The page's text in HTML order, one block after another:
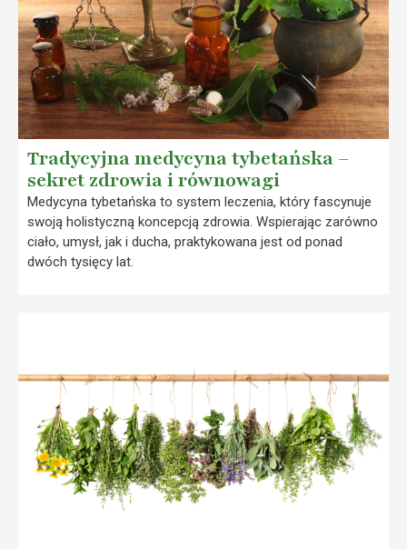
Tradycyjna medycyna tybetańska –
sekret zdrowia i równowagi
Medycyna tybetańska to system leczenia, który fascynuje
swoją holistyczną koncepcją zdrowia. Wspierając zarówno
ciało, umysł, jak i ducha, praktykowana jest od ponad
dwóch tysięcy lat.